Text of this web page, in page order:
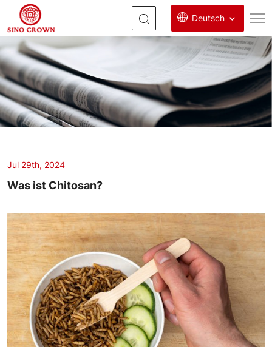
Deutsch
Was
ist
Chitosan?
Jul 29th, 2024
Was ist Chitosan?